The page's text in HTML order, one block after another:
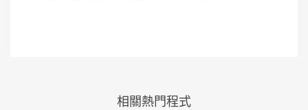
相關熱門程式